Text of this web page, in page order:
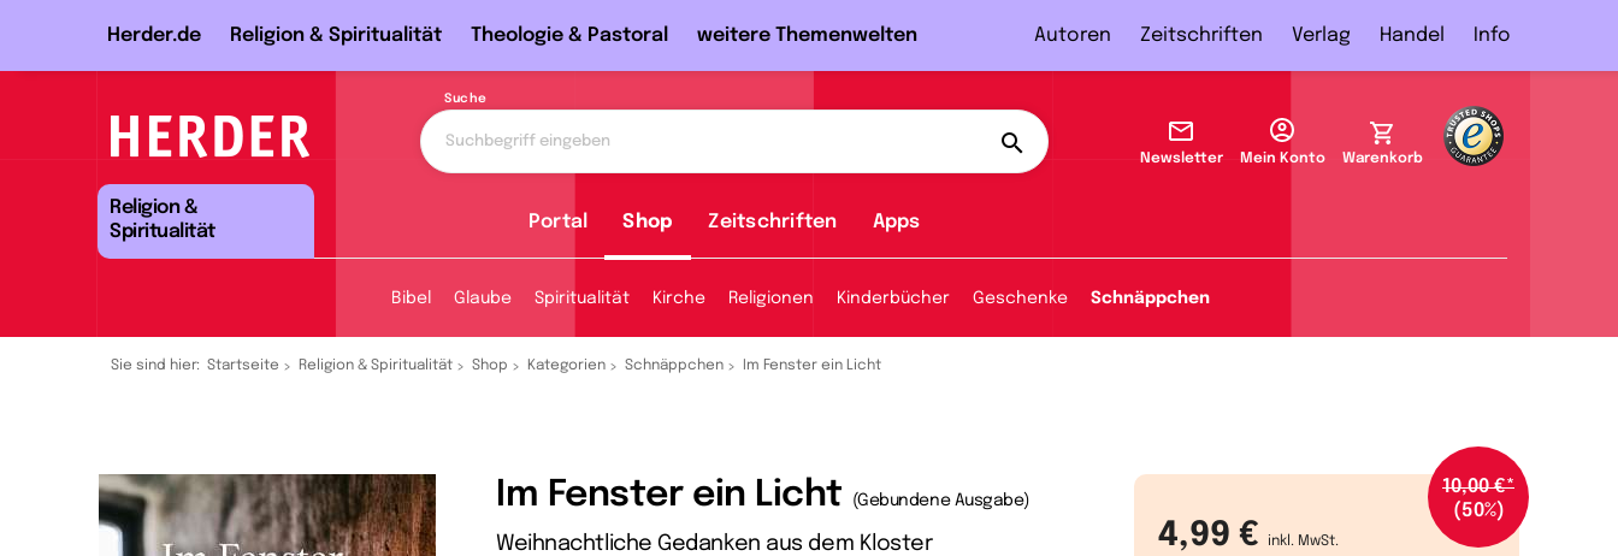
Herder.de Religion & Spiritualität Theologie & Pastoral weitere Themenwelten Autoren Zeitschriften Verlag Handel Info
Suche
Religion &
Spiritualität
Newsletter Mein Konto Warenkorb
Portal Shop Zeitschriften Apps
Bibel Glaube Spiritualität Kirche Religionen Kinderbücher Geschenke Schnäppchen
Sie sind hier: Startseite Religion & Spiritualität Shop Kategorien Schnäppchen Im Fenster ein Licht
10,00 €*
(50%)
4,99 € inkl. MwSt.
Im Fenster ein Licht (Gebundene Ausgabe)
Weihnachtliche Gedanken aus dem Kloster